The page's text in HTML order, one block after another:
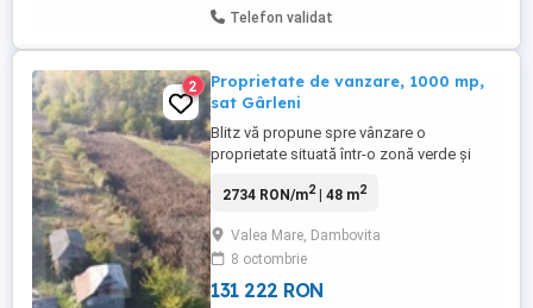
Telefon validat
2
Proprietate de vanzare, 1000 mp,
sat Gârleni
Blitz vă propune spre vânzare o
proprietate situată într-o zonă verde și
doar câteva minute de accesul către
locație cu aer curat, vecinătate redusă și
acces facil către marile orașe, ideală
pentru cei care doresc ...
2734 RON/m2| 48 m2
Valea Mare, Dambovita
8 octombrie
131 222 RON